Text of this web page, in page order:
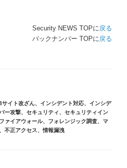
Security NEWS TOPに戻る
バックナンバー TOPに戻る
サイト改ざん、 インシデント対応、
インシデ
ー攻撃、 セキュリティ、 セキュリティイン
ファイアウォール、 フォレンジック調査、 マ
不正アクセス、情報漏洩